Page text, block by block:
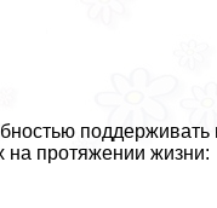
на протяжении жизни: